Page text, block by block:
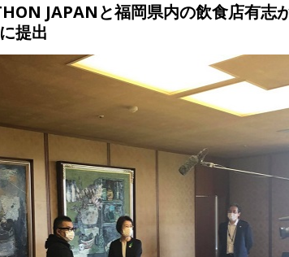
JAPANと福岡県内の飲食店有志
提出